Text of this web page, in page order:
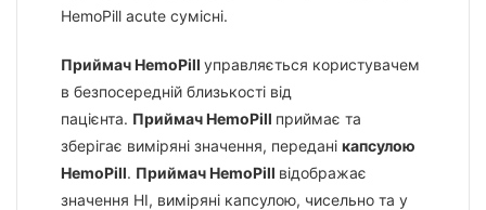
HemoPill acute сумісні.
Приймач HemoPill управляється користувачем
в безпосередній близькості від
пацієнта. Приймач HemoPill приймає та
зберігає виміряні значення, передані капсулою
HemoPill. Приймач HemoPill відображає
значення HI, виміряні капсулою, чисельно та у